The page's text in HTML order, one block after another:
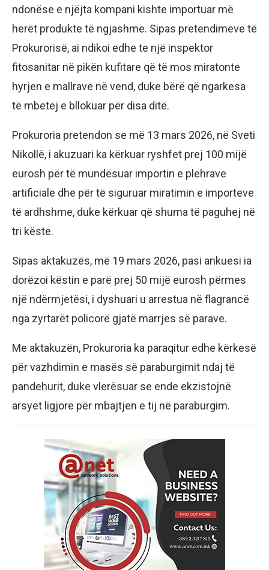
ndonëse e njëjta kompani kishte importuar më
herët produkte të ngjashme. Sipas pretendimeve të
Prokurorisë, ai ndikoi edhe te një inspektor
fitosanitar në pikën kufitare që të mos miratonte
hyrjen e mallrave në vend, duke bërë që ngarkesa
të mbetej e bllokuar për disa ditë.
Prokuroria pretendon se më 13 mars 2026, në Sveti
Nikollë, i akuzuari ka kërkuar ryshfet prej 100 mijë
eurosh për të mundësuar importin e plehrave
artificiale dhe për të siguruar miratimin e importeve
të ardhshme, duke kërkuar që shuma të paguhej në
tri këste.
Sipas aktakuzës, më 19 mars 2026, pasi ankuesi ia
dorëzoi këstin e parë prej 50 mijë eurosh përmes
një ndërmjetësi, i dyshuari u arrestua në flagrancë
nga zyrtarët policorë gjatë marrjes së parave.
Me aktakuzën, Prokuroria ka paraqitur edhe kërkesë
për vazhdimin e masës së paraburgimit ndaj të
pandehurit, duke vlerësuar se ende ekzistojnë
arsyet ligjore për mbajtjen e tij në paraburgim.